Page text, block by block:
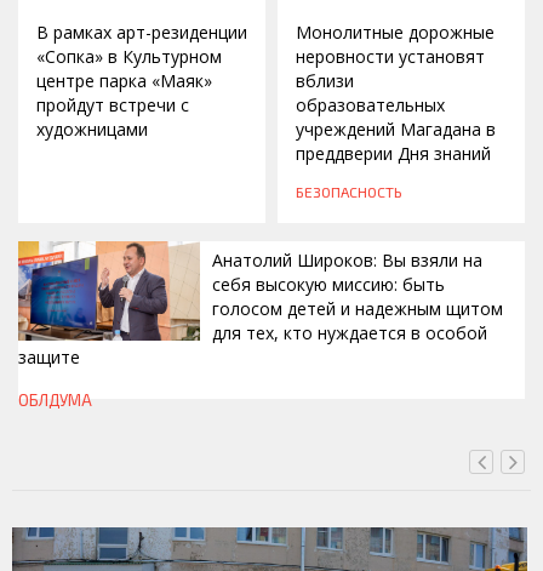
В рамках арт-резиденции
«Сопка» в Культурном
центре парка «Маяк»
пройдут встречи с
художницами
Монолитные дорожные
неровности установят
вблизи
образовательных
учреждений Магадана в
преддверии Дня знаний
БЕЗОПАСНОСТЬ
Анатолий Широков: Вы взяли на
себя высокую миссию: быть
голосом детей и надежным щитом
для тех, кто нуждается в особой
защите
ОБЛДУМА